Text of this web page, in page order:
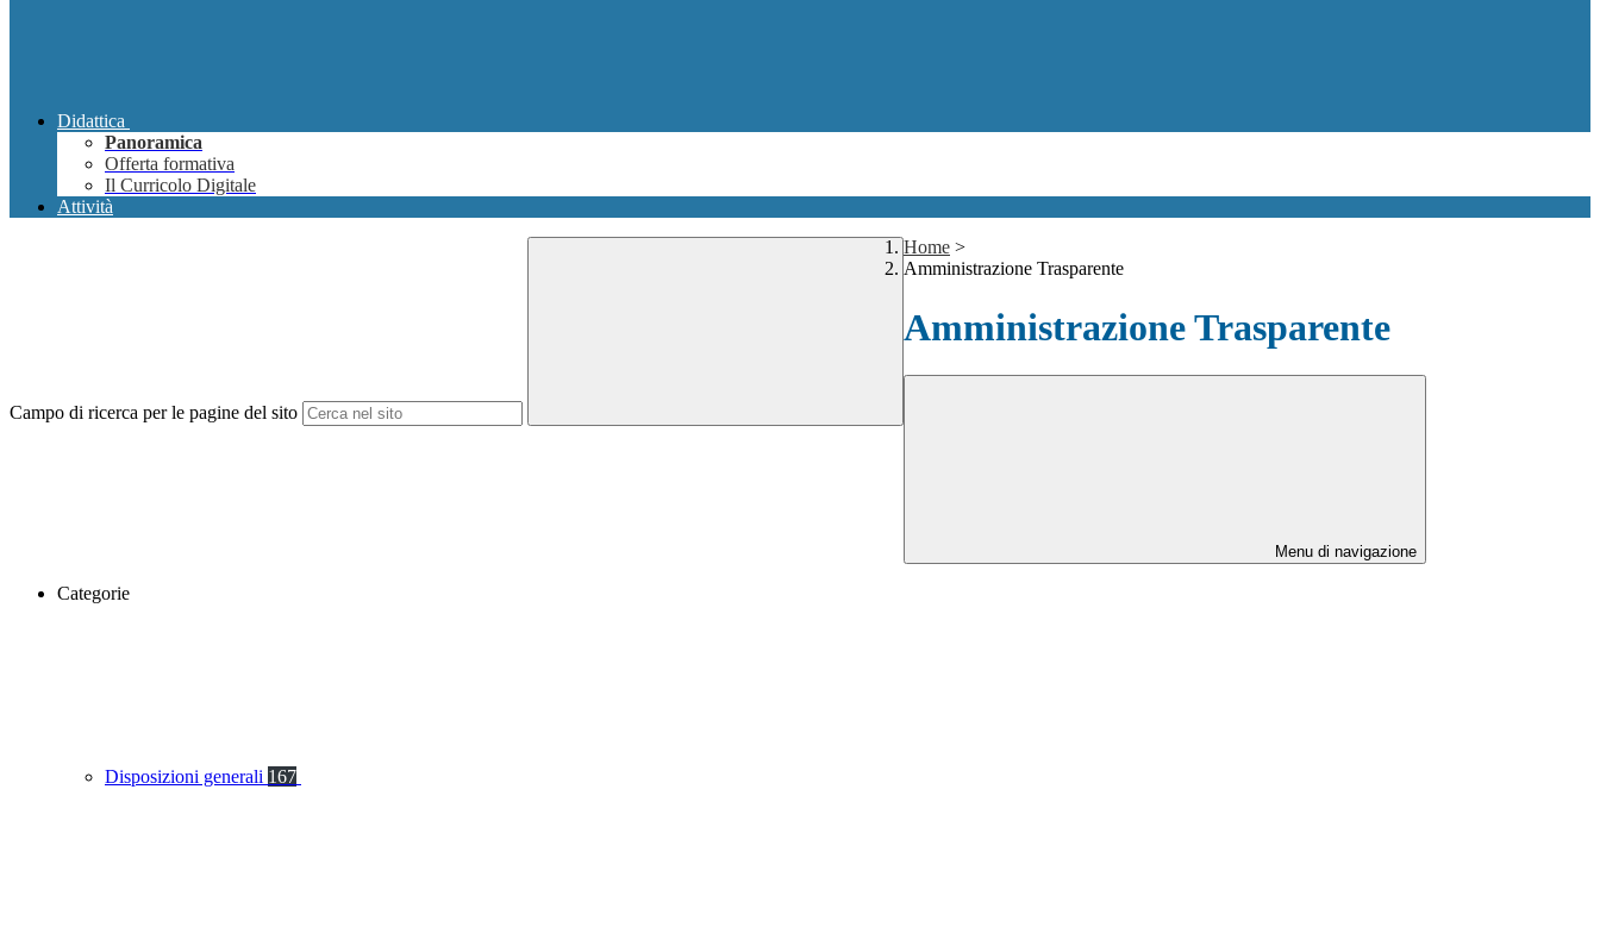
Didattica
Panoramica
Offerta formativa
Il Curricolo Digitale
Attività
Campo di ricerca per le pagine del sito
Home >
Amministrazione Trasparente
Amministrazione Trasparente
Menu di navigazione
Categorie
Disposizioni generali 167